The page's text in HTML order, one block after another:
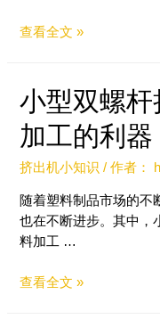
查看全文 »
小型双螺
加工的利器
挤出机小知识 / 作者：
随着塑料制品市场的不
也在不断进步。其中，
料加工 …
查看全文 »